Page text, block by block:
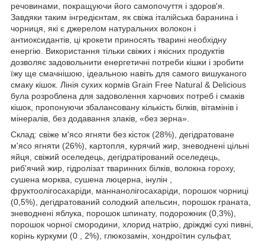
речовинами, покращуючи його самопочуття і здоров'я.
Завдяки таким інгредієнтам, як свіжа італійська баранина і
чорниця, які є джерелом натуральних волокон і
антиоксидантів, ці крокети приносять тварині необхідну
енергію. Використання тільки свіжих і якісних продуктів
дозволяє задовольнити енергетичні потреби кішки і зробити
їжу ще смачнішою, ідеальною навіть для самого вишуканого
смаку кішок. Лінія сухих кормів Grain Free Natural & Delicious
була розроблена для задоволення харчових потреб і смаків
кішок, пропонуючи збалансовану кількість білків, вітамінів і
мінералів, без додавання злаків, «без зерна».
Склад: свіже м'ясо ягняти без кісток (28%), дегідратоване
м'ясо ягняти (26%), картопля, курячий жир, зневоднені цільні
яйця, свіжий оселедець, дегідратірований оселедець,
риб'ячий жир, гідролізат тваринних білків, волокна гороху,
сушена морква, сушена люцерна, інулін ,
фруктоолігосахаріди, маннанолігосахаріди, порошок чорниці
(0,5%), дегідратований солодкий апельсин, порошок граната,
зневоднені яблука, порошок шпинату, подорожник (0,3%),
порошок чорної смородини, хлорид натрію, дріжджі сухі пивні,
корінь куркуми (0 , 2%), глюкозамін, хондроїтин сульфат,